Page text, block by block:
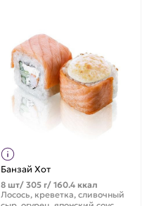
Банзай Хот
8 шт/ 305 г/ 160.4 ккал
Лосось, креветка, сливочный